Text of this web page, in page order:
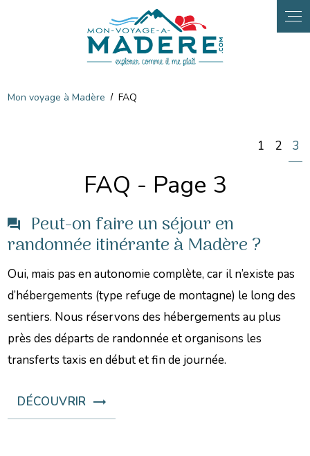
Mon voyage à Madère FAQ
1 2 3
FAQ - Page 3
Peut-on faire un séjour en
randonnée itinérante à Madère ?
Oui, mais pas en autonomie complète, car il n’existe pas
d’hébergements (type refuge de montagne) le long des
sentiers. Nous réservons des hébergements au plus
près des départs de randonnée et organisons les
transferts taxis en début et fin de journée.
DÉCOUVRIR
Panneau de gestion des cookies